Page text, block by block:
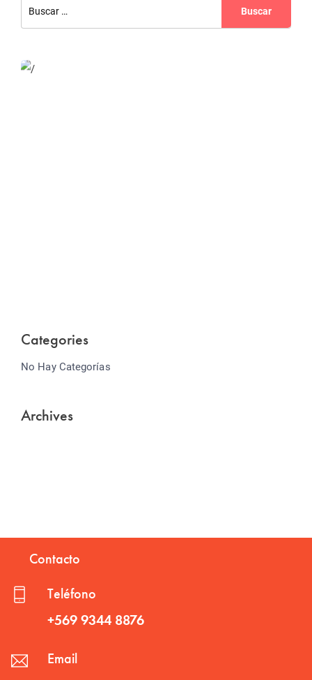
Categories
No Hay Categorías
Archives
Contacto
Teléfono
+569 9344 8876
Email